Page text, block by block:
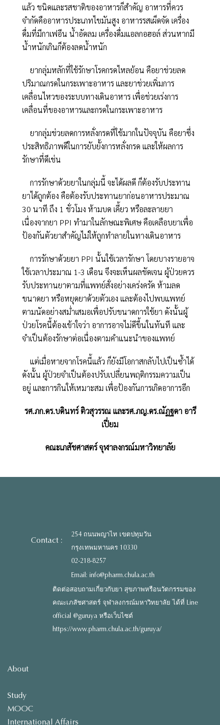
แล้ว ชนิดและรสชาติของอาหารก็สำคัญ อาหารที่ควร
จำกัดคืออาหารประเภทไขมันสูง อาหารรสเผ็ดจัด เครื่อง
ดื่มที่มีกาเฟอีน น้ำอัดลม เครื่องดื่มแอลกอฮอล์ ส่วนหากมี
น้ำหนักเกินก็ต้องลดน้ำหนัก
ยากลุ่มหลักที่ใช้รักษาโรคกรดไหลย้อน คือยาช่วยลด
ปริมาณกรดในกระเพาะอาหาร และยาช่วยเพิ่มการ
เคลื่อนไหวของระบบทางเดินอาหาร เพื่อช่วยเร่งการ
เคลื่อนที่ของอาหารและกรดในกระเพาะอาหาร
ยากลุ่มช่วยลดการหลั่งกรดที่ใช้มากในปัจจุบัน คือยาซึ่ง
ประสิทธิภาพดีในการยับยั้งการหลั่งกรด และให้ผลการ
รักษาที่ดีเช่น
การรักษาด้วยยาในกลุ่มนี้ จะได้ผลดี ก็ต้องรับประทาน
ยาได้ถูกต้อง คือต้องรับประทานยาก่อนอาหารประมาณ
30 นาที ถึง 1 ชั่วโมง ห้ามบด เคี้ยว หรือละลายยา
เนื่องจากยา PPI ทำมาในลักษณะพิเศษ คือเคลือบยาเพื่อ
ป้องกันตัวยาสำคัญไม่ให้ถูกทำลายในทางเดินอาหาร
การรักษาด้วยยา PPI นั้นใช้เวลารักษา โดยบางรายอาจ
ใช้เวลาประมาณ 1-3 เดือน จึงจะเห็นผลชัดเจน ผู้ป่วยควร
รับประทานยาตามที่แพทย์สั่งอย่างเคร่งครัด ห้ามลด
ขนาดยา หรือหยุดยาด้วยตัวเอง และต้องไปพบแพทย์
ตามนัดอย่างสม่ำเสมอเพื่อปรับขนาดการใช้ยา ดังนั้นผู้
ป่วยโรคนี้ต้องเข้าใจว่า อาการอาจไม่ดีขึ้นในทันที และ
จำเป็นต้องรักษาต่อเนื่องตามคำแนะนำของแพทย์
แต่เมื่อหายจากโรคนี้แล้ว ก็ยังมีโอกาสกลับไปเป็นซ้ำได้
ดังนั้น ผู้ป่วยจำเป็นต้องปรับเปลี่ยนพฤติกรรมความเป็น
อยู่ และการกินให้เหมาะสม เพื่อป้องกันการเกิดอาการอีก
รศ.ภก.ดร.บดินทร์ ติวสุวรรณ และรศ.ภญ.ดร.ณัฏฐดา อารี
เปี่ยม
คณะเภสัชศาสตร์ จุฬาลงกรณ์มหาวิทยาลัย
Contact :
254 ถนนพญาไท เขตปทุมวัน
กรุงเทพมหานคร 10330
02-218-8257
Email: info@pharm.chula.ac.th
ติดต่อสอบถามเกี่ยวกับยา สุขภาพหรือนวัตกรรมของ
คณะเภสัชศาสตร์ จุฬาลงกรณ์มหาวิทยาลัย ได้ที่ Line
official @guruya หรือเว็บไซต์
https://www.pharm.chula.ac.th/guruya/
About
Study
MOOC
International Affairs